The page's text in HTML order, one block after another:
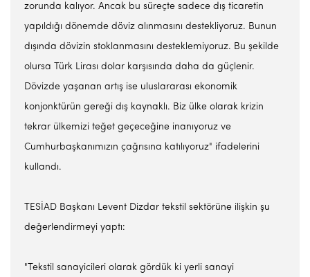
zorunda kalıyor. Ancak bu süreçte sadece dış ticaretin
yapıldığı dönemde döviz alınmasını destekliyoruz. Bunun
dışında dövizin stoklanmasını desteklemiyoruz. Bu şekilde
olursa Türk Lirası dolar karşısında daha da güçlenir.
Dövizde yaşanan artış ise uluslararası ekonomik
konjonktürün gereği dış kaynaklı. Biz ülke olarak krizin
tekrar ülkemizi teğet geçeceğine inanıyoruz ve
Cumhurbaşkanımızın çağrısına katılıyoruz" ifadelerini
kullandı.
TESİAD Başkanı Levent Dizdar tekstil sektörüne ilişkin şu
değerlendirmeyi yaptı:
"Tekstil sanayicileri olarak gördük ki yerli sanayi